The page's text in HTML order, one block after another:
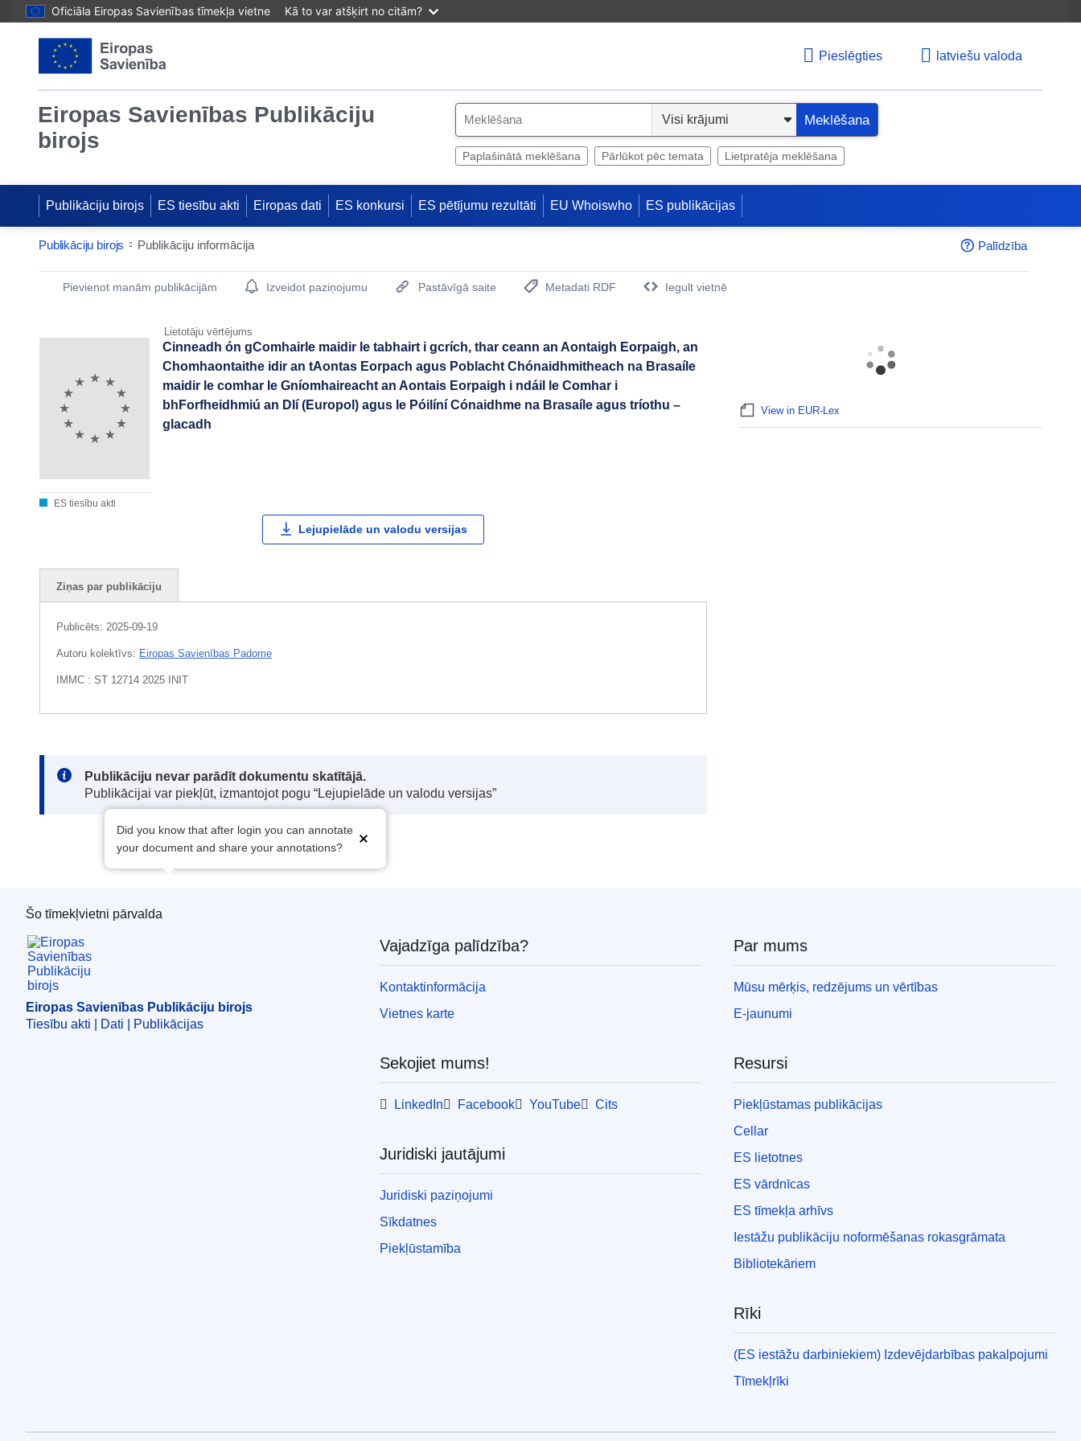
Oficiāla Eiropas Savienības tīmekļa vietne Kā to var atšķirt no citām?
Pieslēgties latviešu valoda
Eiropas Savienības Publikāciju
birojs
e
Meklēšana
Paplašinātā meklēšana Pārlūkot pēc temata Lietpratēja meklēšana
Publikāciju birojs ES tiesību akti Eiropas dati ES konkursi ES pētījumu rezultāti EU Whoiswho ES publikācijas
Publikāciju birojs Publikāciju informācija Palīdzība
Publication Detail Actions Portlet
Pievienot manām publikācijām Izveidot paziņojumu Pastāvīgā saite
Metadati RDF
Iegult vietnē
Lietotāju vērtējums
ES tiesību akti
Cinneadh ón gComhairle maidir le tabhairt i gcrích, thar ceann an Aontaigh Eorpaigh, an
Chomhaontaithe idir an tAontas Eorpach agus Poblacht Chónaidhmitheach na Brasaíle
maidir le comhar le Gníomhaireacht an Aontais Eorpaigh i ndáil le Comhar i
bhForfheidhmiú an Dlí (Europol) agus le Póilíní Cónaidhme na Brasaíle agus tríothu –
glacadh
Lejupielāde un valodu versijas
Ziņas par publikāciju
Publicēts: 2025-09-19
Autoru kolektīvs: Eiropas Savienības Padome
IMMC : ST 12714 2025 INIT
Note:
Publikāciju nevar parādīt dokumentu skatītājā.
Publikācijai var piekļūt, izmantojot pogu “Lejupielāde un valodu versijas”
Did you know that after login you can annotate
your document and share your annotations?
View in EUR-Lex
Eiropas Savienības Publikāciju birojs
Šo tīmekļvietni pārvalda
Eiropas Savienības Publikāciju birojs
Tiesību akti | Dati | Publikācijas
Vajadzīga palīdzība?
Kontaktinformācija
Vietnes karte
Sekojiet mums!
LinkedIn Facebook YouTube Cits
Juridiski jautājumi
Juridiski paziņojumi
Sīkdatnes
Piekļūstamība
Par mums
Mūsu mērķis, redzējums un vērtības
E-jaunumi
Resursi
Piekļūstamas publikācijas
Cellar
ES lietotnes
ES vārdnīcas
ES tīmekļa arhīvs
Iestāžu publikāciju noformēšanas rokasgrāmata
Bibliotekāriem
Rīki
(ES iestāžu darbiniekiem) Izdevējdarbības pakalpojumi
Tīmekļrīki